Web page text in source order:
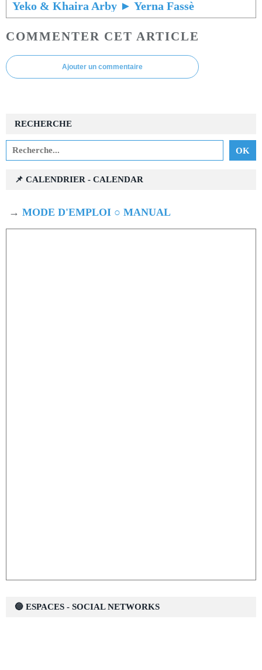
Yeko & Khaira Arby ► Yerna Fassè
COMMENTER CET ARTICLE
Ajouter un commentaire
RECHERCHE
📌 CALENDRIER - CALENDAR
→ MODE D'EMPLOI ○ MANUAL
🔵 ESPACES - SOCIAL NETWORKS